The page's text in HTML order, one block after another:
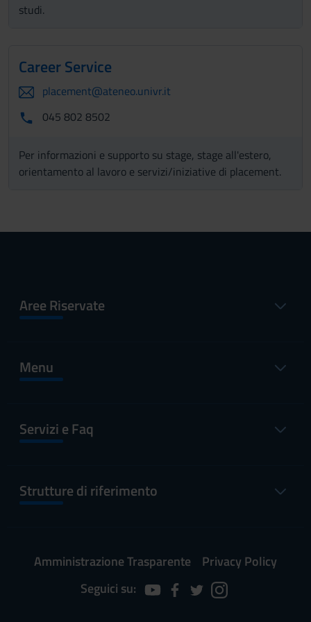
studi.
Career Service
placement@ateneo.univr.it
045 802 8502
Per informazioni e supporto su stage, stage all'estero,
orientamento al lavoro e servizi/iniziative di placement.
Aree Riservate
Menu
Servizi e Faq
Strutture di riferimento
Amministrazione Trasparente
Privacy Policy
Seguici su: